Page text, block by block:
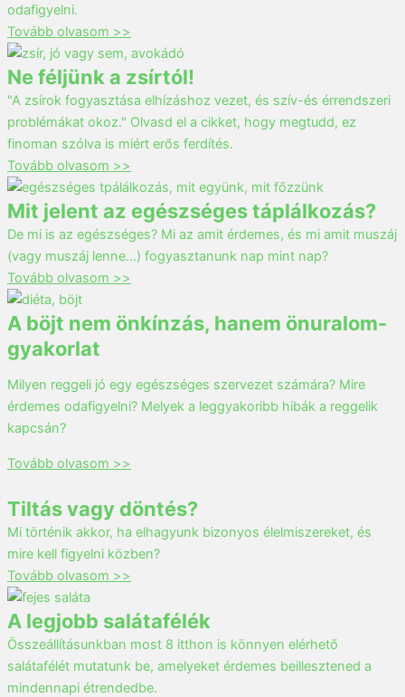
odafigyelni.
Tovább olvasom >>
Ne féljünk a zsírtól!
"A zsírok fogyasztása elhízáshoz vezet, és szív-és érrendszeri
problémákat okoz." Olvasd el a cikket, hogy megtudd, ez
finoman szólva is miért erős ferdítés.
Tovább olvasom >>
Mit jelent az egészséges táplálkozás?
De mi is az egészséges? Mi az amit érdemes, és mi amit muszáj
(vagy muszáj lenne…) fogyasztanunk nap mint nap?
Tovább olvasom >>
A böjt nem önkínzás, hanem önuralom-
gyakorlat
Milyen reggeli jó egy egészséges szervezet számára? Mire
érdemes odafigyelni? Melyek a leggyakoribb hibák a reggelik
kapcsán?
Tovább olvasom >>
Tiltás vagy döntés?
Mi történik akkor, ha elhagyunk bizonyos élelmiszereket, és
mire kell figyelni közben?
Tovább olvasom >>
A legjobb salátafélék
Összeállításunkban most 8 itthon is könnyen elérhető
salátafélét mutatunk be, amelyeket érdemes beillesztened a
mindennapi étrendedbe.